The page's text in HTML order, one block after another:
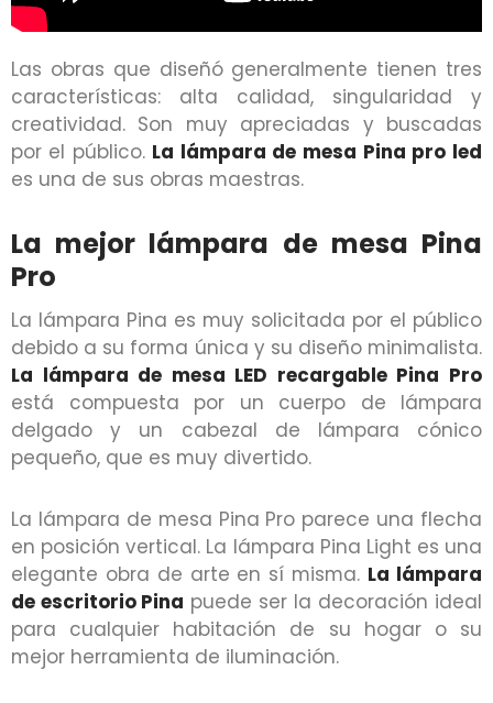
Las obras que diseñó generalmente tienen tres
características: alta calidad, singularidad y
creatividad. Son muy apreciadas y buscadas
por el público. La lámpara de mesa Pina pro led
es una de sus obras maestras.
La mejor lámpara de mesa Pina
Pro
La lámpara Pina es muy solicitada por el público
debido a su forma única y su diseño minimalista.
La lámpara de mesa LED recargable Pina Pro
está compuesta por un cuerpo de lámpara
delgado y un cabezal de lámpara cónico
pequeño, que es muy divertido.
La lámpara de mesa Pina Pro parece una flecha
en posición vertical. La lámpara Pina Light es una
elegante obra de arte en sí misma. La lámpara
de escritorio Pina puede ser la decoración ideal
para cualquier habitación de su hogar o su
mejor herramienta de iluminación.